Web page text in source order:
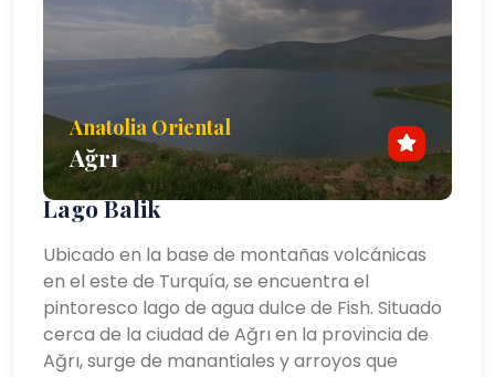
Anatolia Oriental
Ağrı
Lago Balik
Ubicado en la base de montañas volcánicas
en el este de Turquía, se encuentra el
pintoresco lago de agua dulce de Fish. Situado
cerca de la ciudad de Ağrı en la provincia de
Ağrı, surge de manantiales y arroyos que